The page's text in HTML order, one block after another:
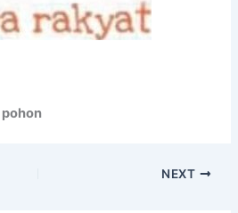
pohon
NEXT